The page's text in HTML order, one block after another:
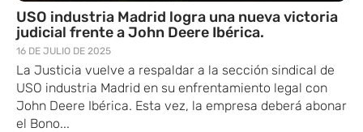
USO industria Madrid logra una nueva victoria
judicial frente a John Deere Ibérica.
16 DE JULIO DE 2025
La Justicia vuelve a respaldar a la sección sindical de
USO industria Madrid en su enfrentamiento legal con
John Deere Ibérica. Esta vez, la empresa deberá abonar
el Bono...